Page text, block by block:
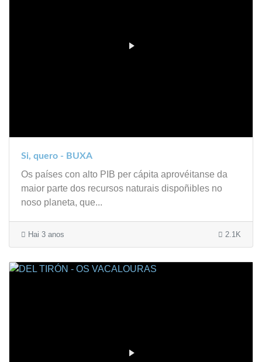
Si, quero - BUXA
Os países con alto PIB per cápita aprovéitanse da
maior parte dos recursos naturais dispoñibles no
noso planeta, que...
Hai 3 anos 2.1K